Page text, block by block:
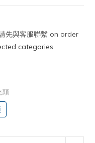
先與客服聯繫 on order
categories
頭